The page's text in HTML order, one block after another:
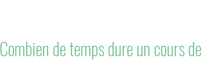
Combien de temps dure un cours